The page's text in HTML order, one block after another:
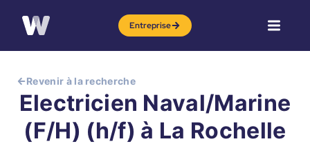
Entreprise
Revenir à la recherche
Electricien Naval/Marine
(F/H) (h/f) à La Rochelle